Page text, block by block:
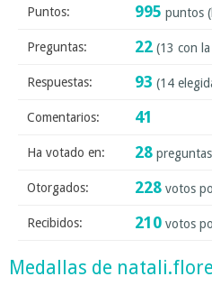
Puntos: 995 puntos
Preguntas: 22 (13 con
Respuestas: 93 (14
Comentarios: 41
Ha votado en: 28
Otorgados: 228 votos
Recibidos: 210 votos
Medallas de